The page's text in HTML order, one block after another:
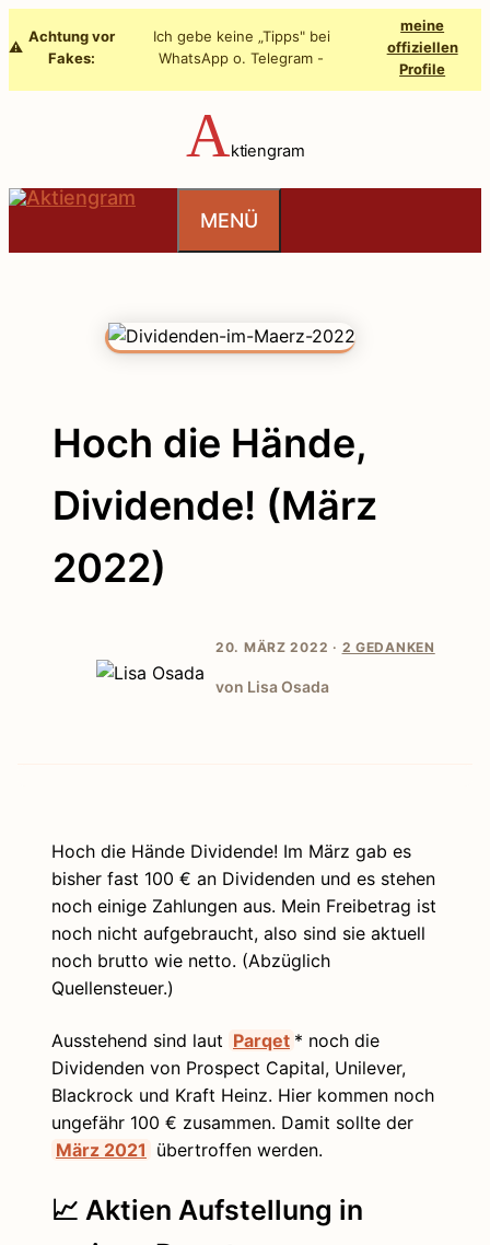
Inhalt
⚠️
Achtung vor
Fakes:
Ich gebe keine „Tipps" bei
WhatsApp o. Telegram -
meine
offiziellen
Profile
Aktiengram
MENÜ
Hoch die Hände,
Dividende! (März
2022)
20. MÄRZ 2022 · 2 GEDANKEN
von Lisa Osada
Hoch die Hände Dividende! Im März gab es
bisher fast 100 € an Dividenden und es stehen
noch einige Zahlungen aus. Mein Freibetrag ist
noch nicht aufgebraucht, also sind sie aktuell
noch brutto wie netto. (Abzüglich
Quellensteuer.)
Ausstehend sind laut Parqet * noch die
Dividenden von Prospect Capital, Unilever,
Blackrock und Kraft Heinz. Hier kommen noch
ungefähr 100 € zusammen. Damit sollte der
März 2021 übertroffen werden.
📈 Aktien Aufstellung in